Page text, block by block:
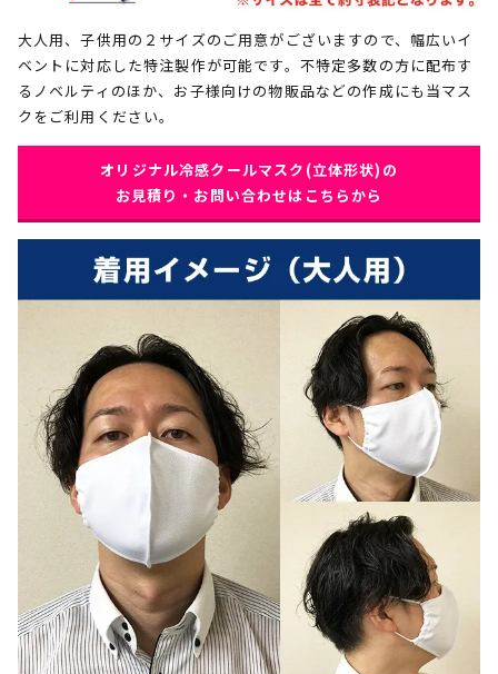
大人用、子供用の２サイズのご用意がございますので、幅広いイ
ベントに対応した特注製作が可能です。不特定多数の方に配布す
るノベルティのほか、お子様向けの物販品などの作成にも当マス
クをご利用ください。
オリジナル冷感クールマスク(立体形状)の
お見積り・お問い合わせはこちらから